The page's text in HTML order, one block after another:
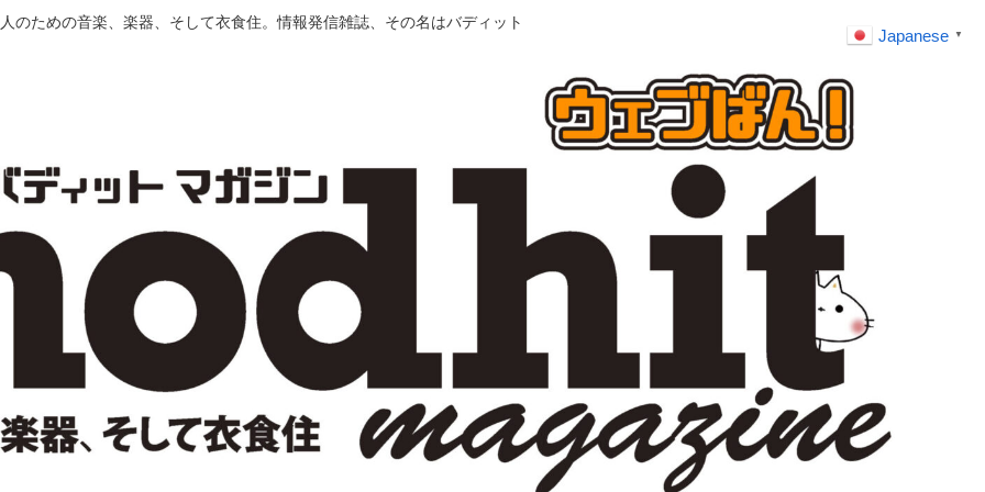
のための音楽、楽器、そして衣食住。情報発信雑誌、その名はバディット
Japanese ▼